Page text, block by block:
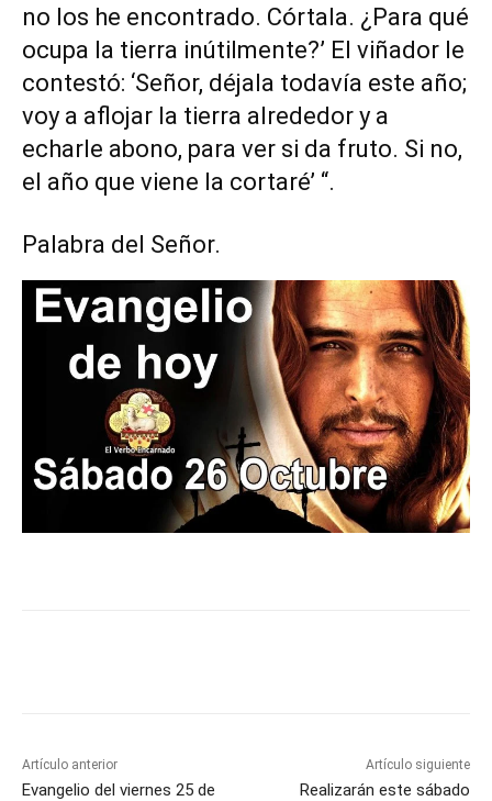
no los he encontrado. Córtala. ¿Para qué
ocupa la tierra inútilmente?’ El viñador le
contestó: ‘Señor, déjala todavía este año;
voy a aflojar la tierra alrededor y a
echarle abono, para ver si da fruto. Si no,
el año que viene la cortaré’ “.
Palabra del Señor.
Artículo anterior
Evangelio del viernes 25 de
Artículo siguiente
Realizarán este sábado